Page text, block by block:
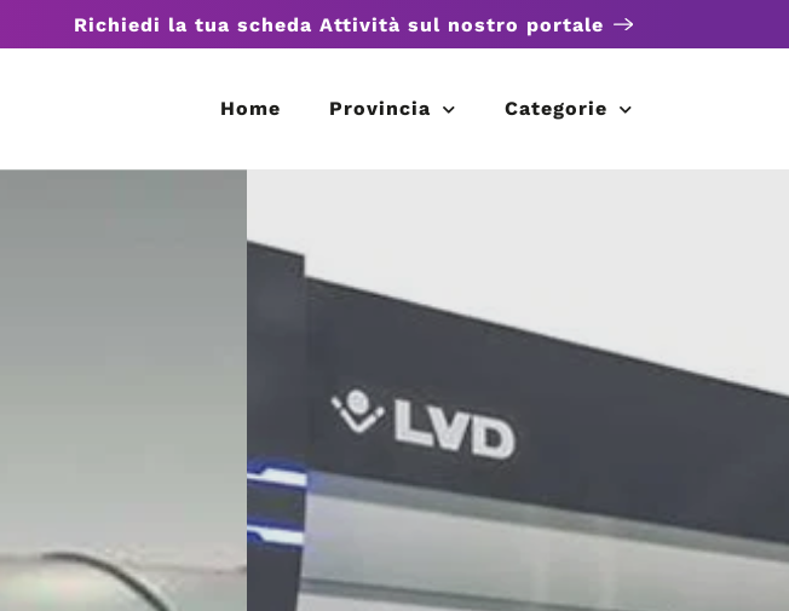
Richiedi la tua scheda Attività sul nostro portale
Home Provincia Categorie